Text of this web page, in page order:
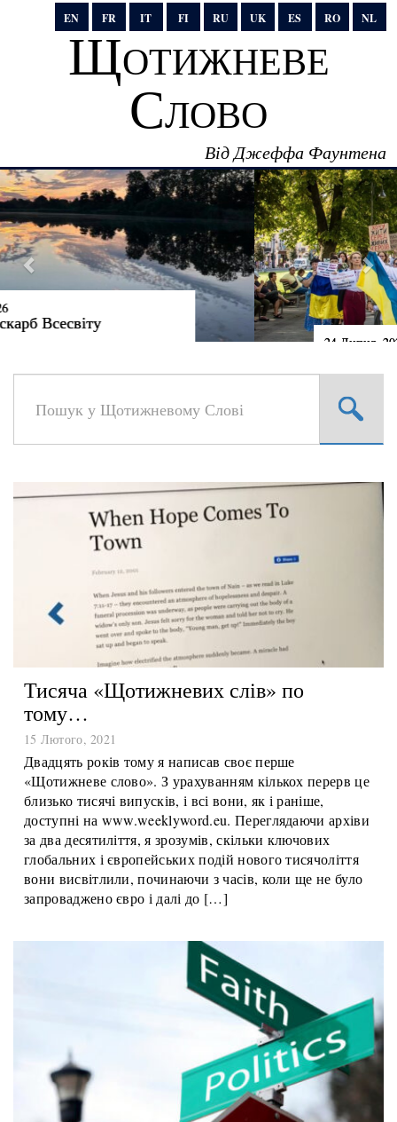
EN FR IT FI RU UK ES RO NL
Щотижневе
Слово
Від Джеффа Фаунтена
Тисяча «Щотижневих слів» по
тому…
15 Лютого, 2021
Двадцять років тому я написав своє перше
«Щотижневе слово». З урахуванням кількох перерв це
близько тисячі випусків, і всі вони, як і раніше,
доступні на www.weeklyword.eu. Переглядаючи архіви
за два десятиліття, я зрозумів, скільки ключових
глобальних і європейських подій нового тисячоліття
вони висвітлили, починаючи з часів, коли ще не було